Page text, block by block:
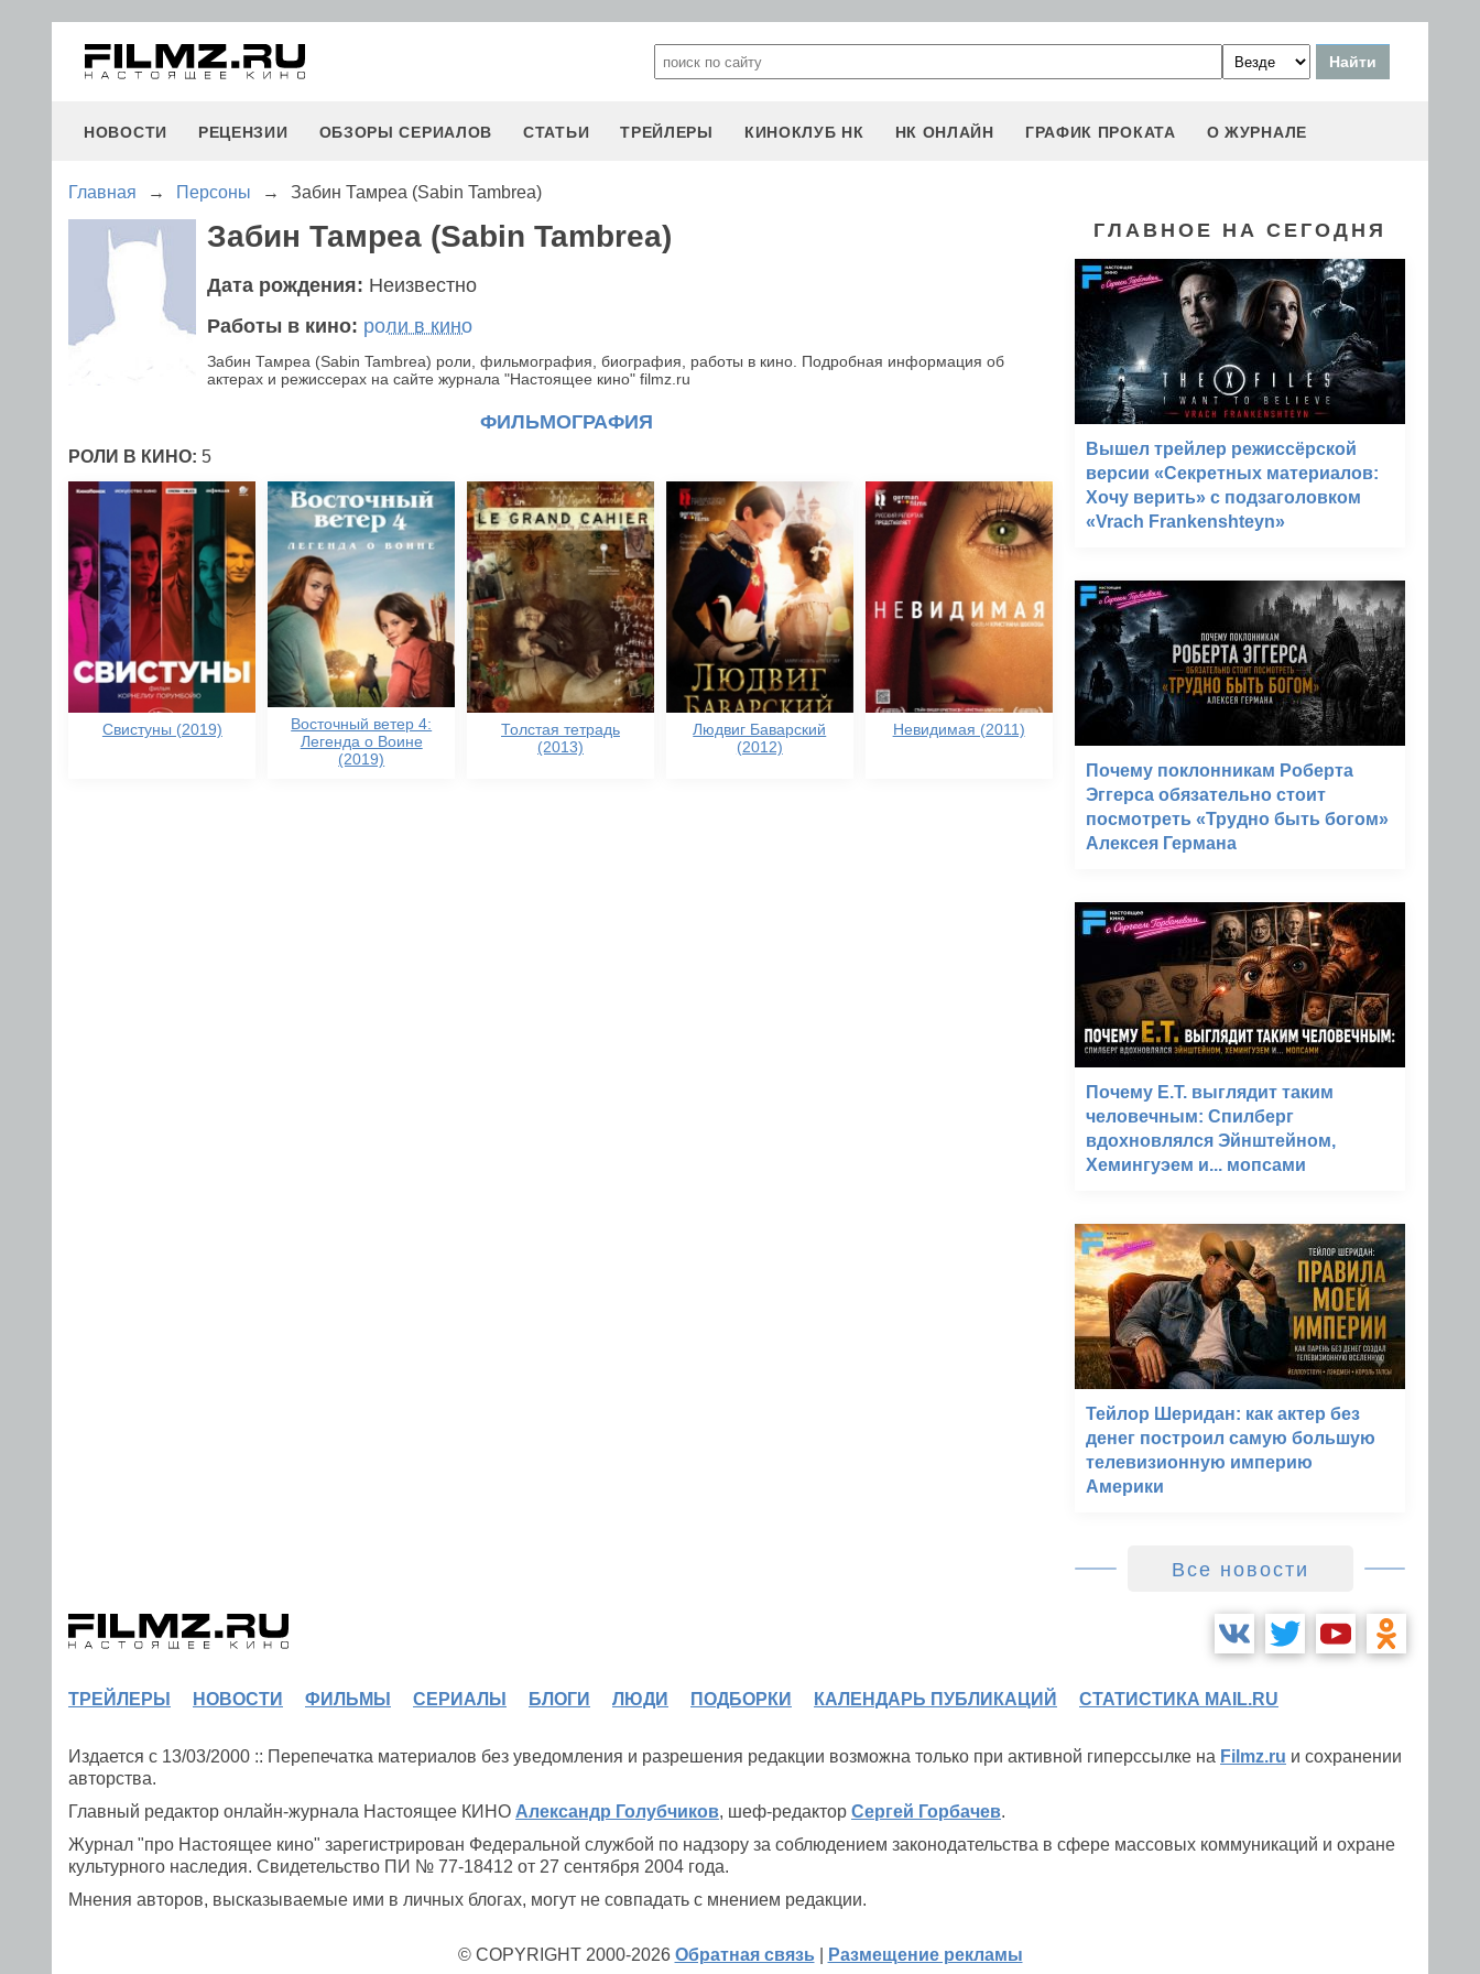
НОВОСТИ РЕЦЕНЗИИ ОБЗОРЫ СЕРИАЛОВ СТАТЬИ ТРЕЙЛЕРЫ КИНОКЛУБ НК НК ОНЛАЙН ГРАФИК ПРОКАТА О ЖУРНАЛЕ
Главная → Персоны → Забин Тамреа (Sabin Tambrea)
Забин Тамреа (Sabin Tambrea)
Дата рождения: Неизвестно
Работы в кино: роли в кино
Забин Тамреа (Sabin Tambrea) роли, фильмография, биография, работы в кино. Подробная информация об
актерах и режиссерах на сайте журнала "Настоящее кино" filmz.ru
ФИЛЬМОГРАФИЯ
РОЛИ В КИНО: 5
Свистуны (2019)
Восточный ветер 4:
Легенда о Воине
(2019)
Толстая тетрадь
(2013)
Людвиг Баварский
(2012)
Невидимая (2011)
ГЛАВНОЕ НА СЕГОДНЯ
Вышел трейлер режиссёрской
версии «Секретных материалов:
Хочу верить» с подзаголовком
«Vrach Frankenshteyn»
Почему поклонникам Роберта
Эггерса обязательно стоит
посмотреть «Трудно быть богом»
Алексея Германа
Почему E.T. выглядит таким
человечным: Спилберг
вдохновлялся Эйнштейном,
Хемингуэем и... мопсами
Тейлор Шеридан: как актер без
денег построил самую большую
телевизионную империю
Америки
Все новости
ТРЕЙЛЕРЫ НОВОСТИ ФИЛЬМЫ СЕРИАЛЫ БЛОГИ ЛЮДИ ПОДБОРКИ КАЛЕНДАРЬ ПУБЛИКАЦИЙ СТАТИСТИКА MAIL.RU
Издается с 13/03/2000 :: Перепечатка материалов без уведомления и разрешения редакции возможна только при активной гиперссылке на Filmz.ru и сохранении
авторства.
Главный редактор онлайн-журнала Настоящее КИНО Александр Голубчиков, шеф-редактор Сергей Горбачев.
Журнал "про Настоящее кино" зарегистрирован Федеральной службой по надзору за соблюдением законодательства в сфере массовых коммуникаций и охране
культурного наследия. Свидетельство ПИ № 77-18412 от 27 сентября 2004 года.
Мнения авторов, высказываемые ими в личных блогах, могут не совпадать с мнением редакции.
© COPYRIGHT 2000-2026 Обратная связь Размещение рекламы